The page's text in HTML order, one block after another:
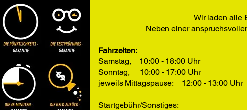
Wir laden alle
Neben einer
Fahrzeiten:
Samstag, 10:00 - 18:00 Uhr
Sonntag, 10:00 - 17:00 Uhr
jeweils Mittagspause: 12:00 - 13:00 Uhr
Startgebühr/Sonstiges: